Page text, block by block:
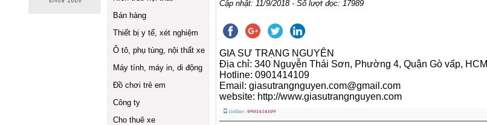
Bán hàng
Thiết bị y tế, xét nghiệm
Ô tô, phụ tùng, nội thất xe
Máy tính, máy in, di động
Đồ chơi trẻ em
Công ty
Cho thuê xe
Cập nhật: 11/9/2018 - Số lượt đọc: 17989
GIA SƯ TRẠNG NGUYÊN
Địa chỉ: 340 Nguyễn Thái Sơn, Phường 4, Quận Gò vấp, HCM
Hotline: 0901414109
Email: giasutrangnguyen.com@gmail.com
website: http://www.giasutrangnguyen.com